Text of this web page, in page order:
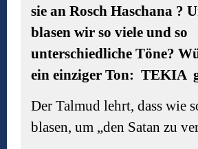
sie an Rosch Haschana ?
blasen wir so viele und so
unterschiedliche Töne?
ein einziger Ton: TEKIA
Der Talmud lehrt, dass wie
blasen, um „den Satan zu